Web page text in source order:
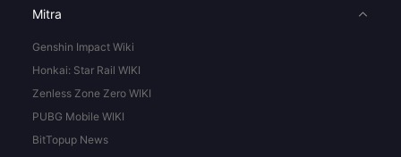
Mitra
Genshin Impact Wiki
Honkai: Star Rail WIKI
Zenless Zone Zero WIKI
PUBG Mobile WIKI
BitTopup News